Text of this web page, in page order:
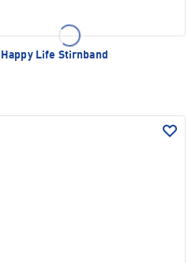
Happy Life Stirnband